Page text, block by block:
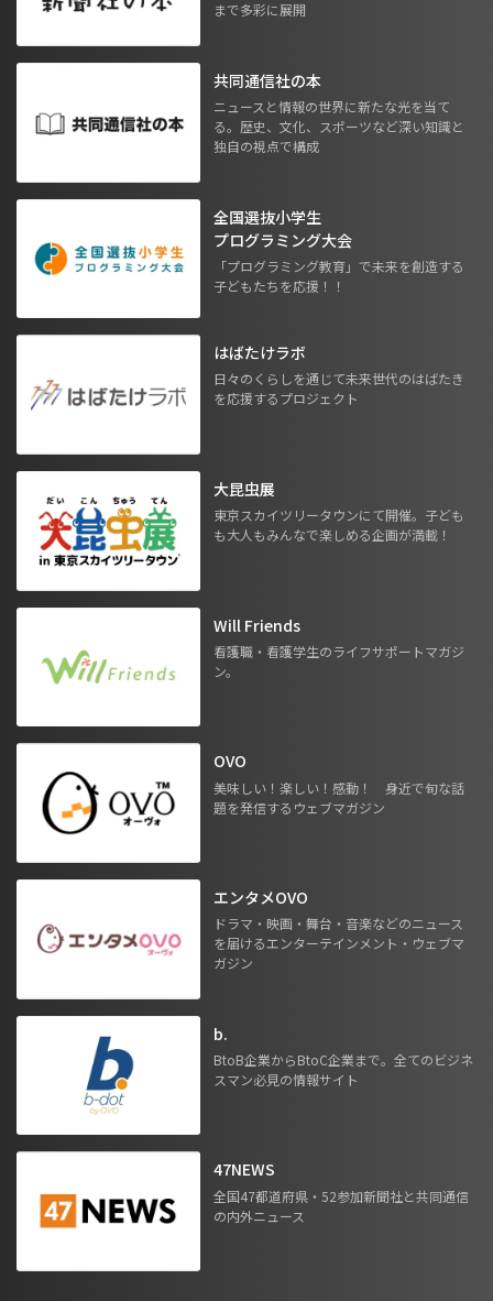
まで多彩に展開
共同通信社の本
ニュースと情報の世界に新たな光を当て
る。歴史、文化、スポーツなど深い知識と
独自の視点で構成
全国選抜小学生
プログラミング大会
「プログラミング教育」で未来を創造する
子どもたちを応援！！
はばたけラボ
日々のくらしを通じて未来世代のはばたき
を応援するプロジェクト
大昆虫展
東京スカイツリータウンにて開催。子ども
も大人もみんなで楽しめる企画が満載！
Will Friends
看護職・看護学生のライフサポートマガジ
ン。
OVO
美味しい！楽しい！感動！ 身近で旬な話
題を発信するウェブマガジン
エンタメOVO
ドラマ・映画・舞台・音楽などのニュース
を届けるエンターテインメント・ウェブマ
ガジン
b.
BtoB企業からBtoC企業まで。全てのビジネ
スマン必見の情報サイト
47NEWS
全国47都道府県・52参加新聞社と共同通信
の内外ニュース